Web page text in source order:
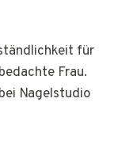
für
Frau.
Nagelstudio